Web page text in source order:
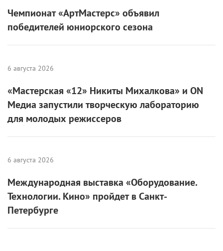
Чемпионат «АртМастерс» объявил
победителей юниорского сезона
6 августа 2026
«Мастерская «12» Никиты Михалкова» и ON
Медиа запустили творческую лабораторию
для молодых режиссеров
6 августа 2026
Международная выставка «Оборудование.
Технологии. Кино» пройдет в Санкт-
Петербурге